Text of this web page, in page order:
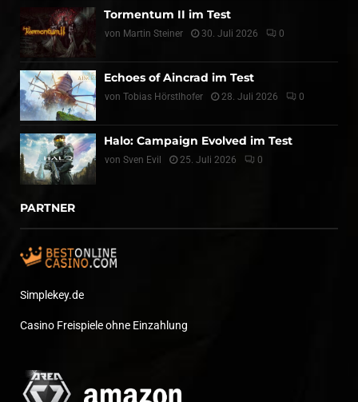
Tormentum II im Test
von Martin Steiner 30. Juli 2026 0
Echoes of Aincrad im Test
von Tobias Hörstlhofer 28. Juli 2026 0
Halo: Campaign Evolved im Test
von Sven Evil 25. Juli 2026 0
PARTNER
Simplekey.de
Casino Freispiele ohne Einzahlung